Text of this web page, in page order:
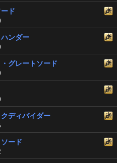
ド
ンダー
グレートソード
ディバイダー
ード